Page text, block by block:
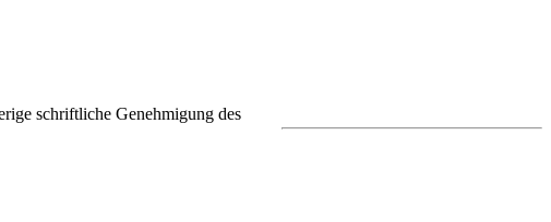
schriftliche Genehmigung des